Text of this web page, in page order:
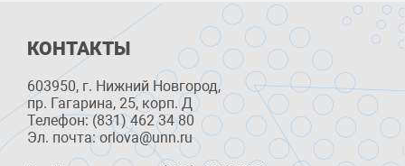
КОНТАКТЫ
603950, г. Нижний Новгород,
пр. Гагарина, 25, корп. Д
Телефон: (831) 462 34 80
Эл. почта: orlova@unn.ru